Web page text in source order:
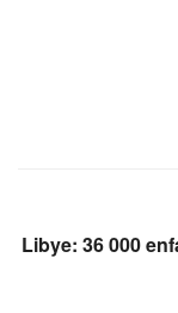
Libye: 36 000